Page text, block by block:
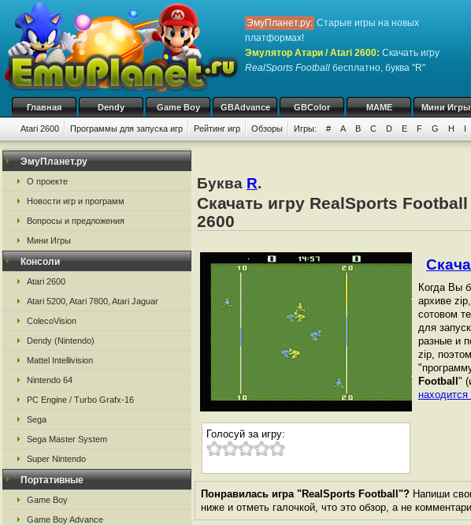
ЭмуПланет.ру: Старые игры на новых
платформах!
Эмулятор Атари / Atari 2600: Скачать игру
RealSports Football бесплатно, буква "R"
Главная Dendy Game Boy GBAdvance GBColor MAME Мини Игры
Atari 2600 Программы для запуска игр Рейтинг игр Обзоры Игры: # A B C D E F G H I
ЭмуПланет.ру
О проекте
Новости игр и программ
Вопросы и предложения
Мини Игры
Консоли
Atari 2600
Atari 5200, Atari 7800, Atari Jaguar
ColecoVision
Dendy (Nintendo)
Mattel Intellivision
Nintendo 64
PC Engine / Turbo Grafx-16
Sega
Sega Master System
Super Nintendo
Портативные
Game Boy
Game Boy Advance
Буква R.
Скачать игру RealSports
2600
Голосуй за игру:
Когда Вы
архиве
сотовом
для
разные и
zip,
Football "
находится
Понравилась игра "RealSports Football"? Напиши
ниже и отметь галочкой, что это обзор, а не